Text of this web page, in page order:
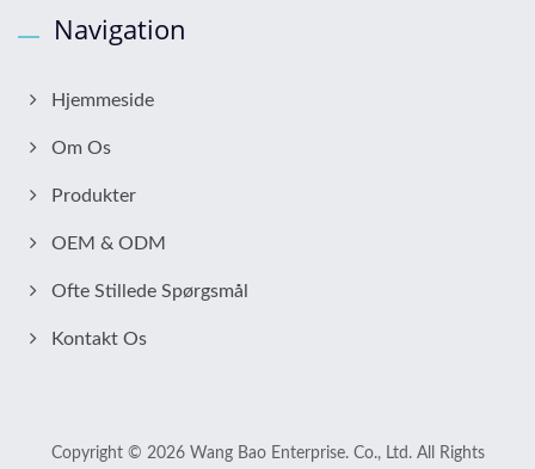
Navigation
Hjemmeside
Om Os
Produkter
OEM & ODM
Ofte Stillede Spørgsmål
Kontakt Os
Copyright © 2026 Wang Bao Enterprise. Co., Ltd.All Rights